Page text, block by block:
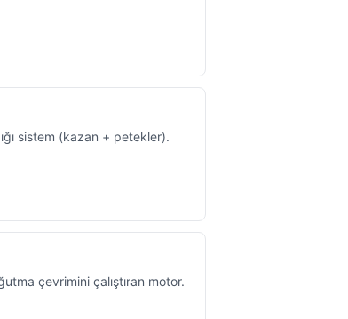
sistem (kazan + petekler).
çevrimini çalıştıran motor.